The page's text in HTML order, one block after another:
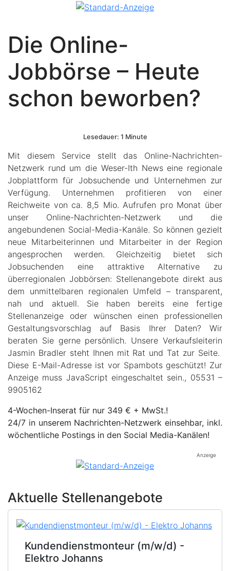
Die Online-
Jobbörse – Heute
schon beworben?
Lesedauer: 1 Minute
Mit diesem Service stellt das Online-Nachrichten-
Netzwerk rund um die Weser-Ith News eine regionale
Jobplattform für Jobsuchende und Unternehmen zur
Verfügung. Unternehmen profitieren von einer
Reichweite von ca. 8,5 Mio. Aufrufen pro Monat über
unser Online-Nachrichten-Netzwerk und die
angebundenen Social-Media-Kanäle. So können gezielt
neue Mitarbeiterinnen und Mitarbeiter in der Region
angesprochen werden. Gleichzeitig bietet sich
Jobsuchenden eine attraktive Alternative zu
überregionalen Jobbörsen: Stellenangebote direkt aus
dem unmittelbaren regionalen Umfeld – transparent,
nah und aktuell. Sie haben bereits eine fertige
Stellenanzeige oder wünschen einen professionellen
Gestaltungsvorschlag auf Basis Ihrer Daten? Wir
beraten Sie gerne persönlich. Unsere Verkaufsleiterin
Jasmin Bradler steht Ihnen mit Rat und Tat zur Seite.
Diese E-Mail-Adresse ist vor Spambots geschützt! Zur
Anzeige muss JavaScript eingeschaltet sein., 05531 –
9905162
4-Wochen-Inserat für nur 349 € + MwSt.!
24/7 in unserem Nachrichten-Netzwerk einsehbar, inkl.
wöchentliche Postings in den Social Media-Kanälen!
Anzeige
Aktuelle Stellenangebote
Kundendienstmonteur (m/w/d) -
Elektro Johanns